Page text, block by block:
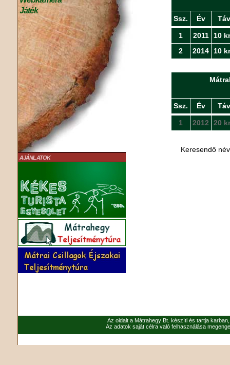
Játék
AJÁNLATOK
Ssz. Év Táv
1 2011
10
2
2014 10
Ssz. Év Táv
1 2012 20
Keresendő
Az oldalt a Mátrahegy Bt. készíti és tartja
Az adatok saját célra való felhasználása